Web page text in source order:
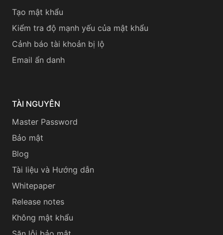
Tạo mật khẩu
Kiểm tra độ mạnh yếu của mật khẩu
Cảnh báo tài khoản bị lộ
Email ẩn danh
TÀI NGUYÊN
Master Password
Bảo mật
Blog
Tài liệu và Hướng dẫn
Whitepaper
Release notes
Không mật khẩu